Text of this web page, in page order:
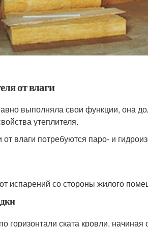
от влаги
выполняла свои функции, она
утеплителя.
влаги потребуются паро- и
испарений со стороны жилого
горизонтали ската кровли, начиная